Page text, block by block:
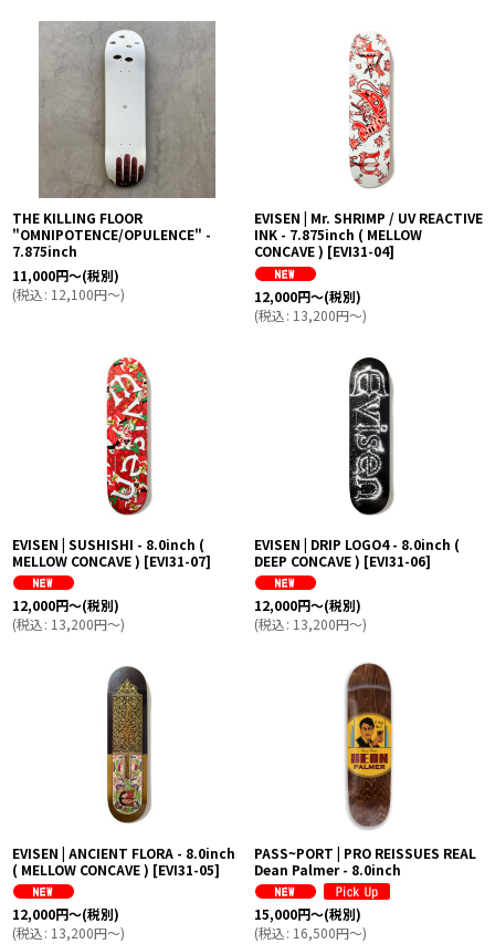
THE KILLING FLOOR
"OMNIPOTENCE/OPULENCE" -
7.875inch
11,000円～(税別)
(税込: 12,100円～)
EVISEN | Mr. SHRIMP / UV REACTIVE
INK - 7.875inch ( MELLOW
CONCAVE ) [EVI31-04]
12,000円～(税別)
(税込: 13,200円～)
EVISEN | SUSHISHI - 8.0inch (
MELLOW CONCAVE ) [EVI31-07]
12,000円～(税別)
(税込: 13,200円～)
EVISEN | DRIP LOGO4 - 8.0inch (
DEEP CONCAVE ) [EVI31-06]
12,000円～(税別)
(税込: 13,200円～)
EVISEN | ANCIENT FLORA - 8.0inch
( MELLOW CONCAVE ) [EVI31-05]
12,000円～(税別)
(税込: 13,200円～)
PASS~PORT | PRO REISSUES REAL
Dean Palmer - 8.0inch
15,000円～(税別)
(税込: 16,500円～)